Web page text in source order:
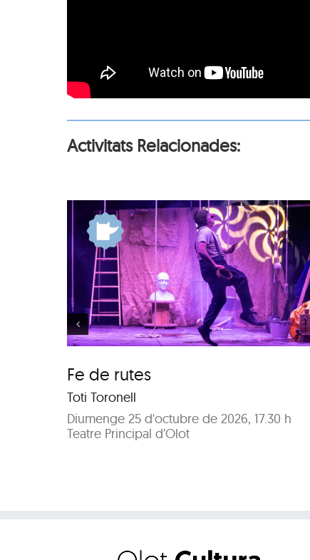
Activitats Relacionades:
Fe de rutes
Toti Toronell
Diumenge 25 d'octubre de 2026, 17.30 h
Teatre Principal d’Olot
Els meus arbres